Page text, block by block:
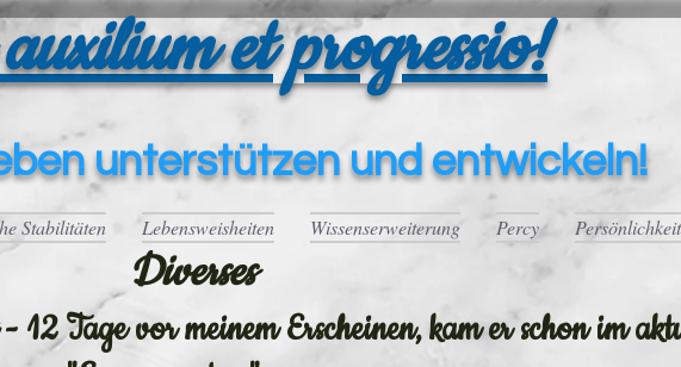
m et progressio!
unterstützen und entwickeln!
Stabilitäten Lebensweisheiten Wissenserweiterung Percy
Diverses
Tage vor meinem Erscheinen, kam er schon im